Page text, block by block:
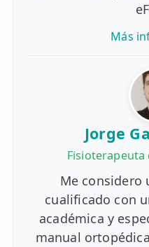
Más
Jorge
Fisioterapeuta
Me considero
cualificado con
académica y
manual